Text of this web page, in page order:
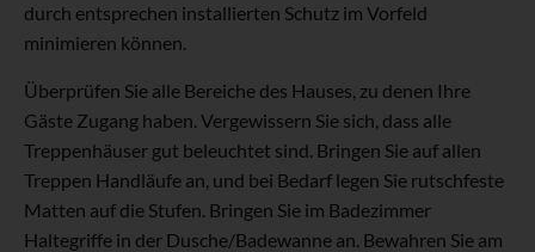
durch entsprechen installierten Schutz im Vorfeld
minimieren können.
Überprüfen Sie alle Bereiche des Hauses, zu denen Ihre
Gäste Zugang haben. Vergewissern Sie sich, dass alle
Treppenhäuser gut beleuchtet sind. Bringen Sie auf allen
Treppen Handläufe an, und bei Bedarf legen Sie rutschfeste
Matten auf die Stufen. Bringen Sie im Badezimmer
Haltegriffe in der Dusche/Badewanne an. Bewahren Sie am